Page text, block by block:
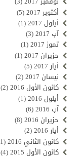
أكتوبر 2017
(5)
أيلول 2017
(1)
آب 2017
(3)
تموز 2017
(1)
حزيران 2017
(1)
أيار 2017
(5)
نيسان 2017
(2)
كانون الأول 2016
(2)
أيلول 2016
(1)
آب 2016
(6)
حزيران 2016
(8)
أيار 2016
(2)
كانون الثاني 2016
(1)
كانون الأول 2015
(4)